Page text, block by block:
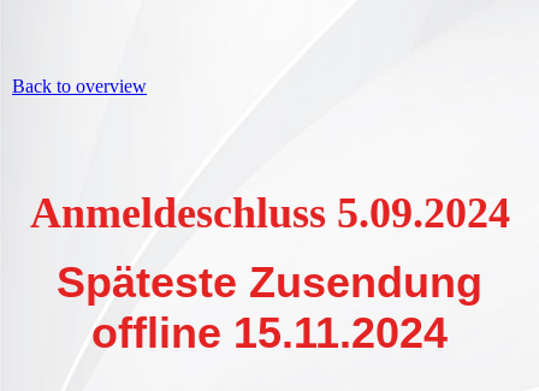
Back to overview
Anmeldeschluss 5.09.2024
Späteste Zusendung
offline 15.11.2024